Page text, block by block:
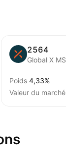
2564
Poids 4,33%
Valeur du marché